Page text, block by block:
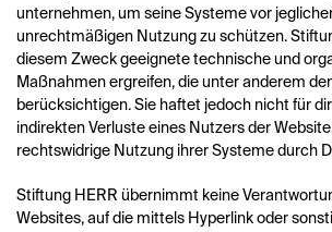
unternehmen, um seine Systeme vor
unrechtmäßigen Nutzung zu schützen.
diesem Zweck geeignete technische und
Maßnahmen ergreifen, die unter anderem
berücksichtigen. Sie haftet jedoch nicht für
indirekten Verluste eines Nutzers der
rechtswidrige Nutzung ihrer Systeme durch
Stiftung HERR übernimmt keine
Websites, auf die mittels Hyperlink oder